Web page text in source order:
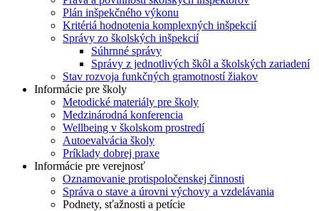
Plán inšpekčného výkonu
Kritériá hodnotenia komplexných inšpekcií
Správy zo školských inšpekcií
Súhrnné správy
Správy z jednotlivých škôl a školských zariadení
Stav rozvoja funkčných gramotností žiakov
Informácie pre školy
Metodické materiály pre školy
Medzinárodná konferencia
Wellbeing v školskom prostredí
Autoevalvácia školy
Príklady dobrej praxe
Informácie pre verejnosť
Oznamovanie protispoločenskej činnosti
Správa o stave a úrovni výchovy a vzdelávania
Podnety, sťažnosti a petície